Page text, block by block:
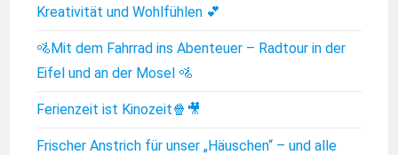
Kreativität und Wohlfühlen 💕
🚵Mit dem Fahrrad ins Abenteuer – Radtour in der
Eifel und an der Mosel 🚵
Ferienzeit ist Kinozeit🍿🎥
Frischer Anstrich für unser „Häuschen“ – und alle